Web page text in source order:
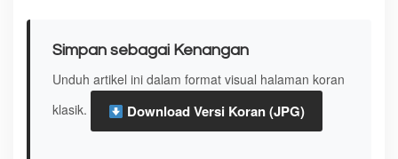
Simpan sebagai Kenangan
Unduh artikel ini dalam format visual halaman koran
klasik.
Download Versi Koran (JPG)